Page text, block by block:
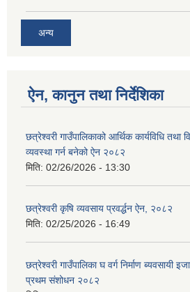
अन्य
ऐन, कानुन तथा निर्देशिका
छत्रेश्वरी गाउँपालिकाको आर्थिक कार्यविधि तथा
व्यवस्था गर्न बनेको ऐन २०८२
मिति: 02/26/2026 - 13:30
छत्रेश्‍वरी कृषि व्यवसाय प्रवर्द्धन ऐन, २०८२
मिति: 02/25/2026 - 16:49
छत्रेश्वरी गाउँपालिका घ वर्ग निर्माण ब्यवसायी
प्रथम संशोधन २०८२